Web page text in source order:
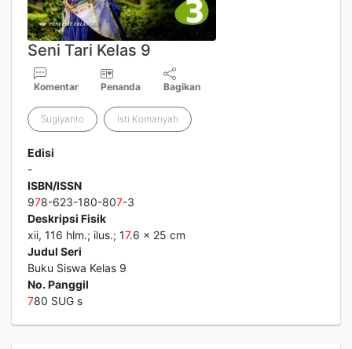
Seni Tari Kelas 9
Komentar Penanda Bagikan
Sugiyanto Isti Komariyah
Edisi
-
ISBN/ISSN
978-623-180-807-3
Deskripsi Fisik
xii, 116 hlm.; ilus.; 17.6 x 25 cm
Judul Seri
Buku Siswa Kelas 9
No. Panggil
780 SUG s